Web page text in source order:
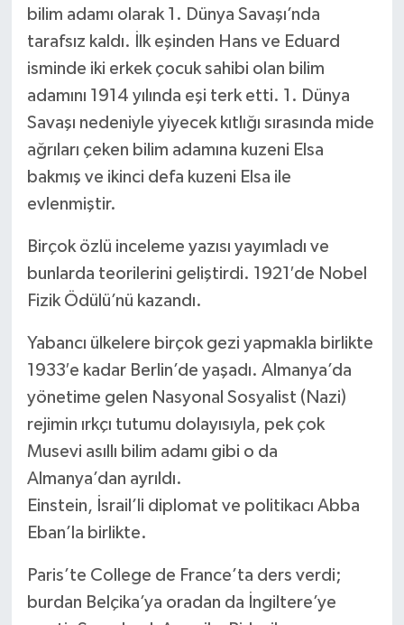
bilim adamı olarak 1. Dünya Savaşı’nda
tarafsız kaldı. İlk eşinden Hans ve Eduard
isminde iki erkek çocuk sahibi olan bilim
adamını 1914 yılında eşi terk etti. 1. Dünya
Savaşı nedeniyle yiyecek kıtlığı sırasında mide
ağrıları çeken bilim adamına kuzeni Elsa
bakmış ve ikinci defa kuzeni Elsa ile
evlenmiştir.
Birçok özlü inceleme yazısı yayımladı ve
bunlarda teorilerini geliştirdi. 1921′de Nobel
Fizik Ödülü’nü kazandı.
Yabancı ülkelere birçok gezi yapmakla birlikte
1933′e kadar Berlin’de yaşadı. Almanya’da
yönetime gelen Nasyonal Sosyalist (Nazi)
rejimin ırkçı tutumu dolayısıyla, pek çok
Musevi asıllı bilim adamı gibi o da
Almanya’dan ayrıldı.
Einstein, İsrail’li diplomat ve politikacı Abba
Eban’la birlikte.
Paris’te College de France’ta ders verdi;
burdan Belçika’ya oradan da İngiltere’ye